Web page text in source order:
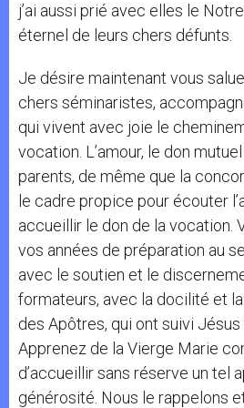
j’ai aussi prié avec elles le
éternel de leurs chers défunts.
Je désire maintenant vous
chers séminaristes,
qui vivent avec joie le
vocation. L’amour, le don
parents, de même que la
le cadre propice pour écouter
accueillir le don de la vocation.
vos années de préparation au
avec le soutien et le
formateurs, avec la docilité et
des Apôtres, qui ont suivi
Apprenez de la Vierge Marie
d’accueillir sans réserve un tel
générosité. Nous le rappelons